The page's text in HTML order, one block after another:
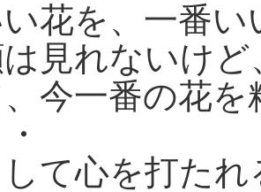
い花を、一番
見れないけ
今一番の花
て心を打た